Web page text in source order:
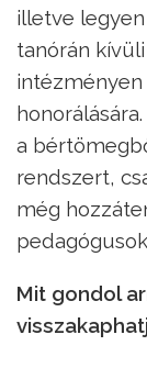
illetve
tanórán
a
rendszert,
még
Mit gondol